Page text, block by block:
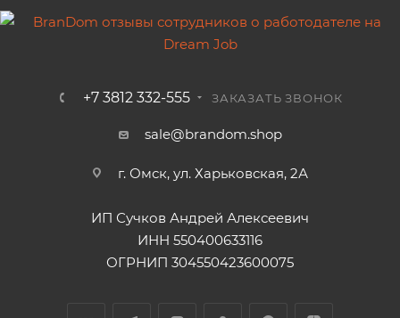
+7 3812 332-555 ЗАКАЗАТЬ ЗВОНОК
sale@brandom.shop
г. Омск, ул. Харьковская, 2А
ИП Сучков Андрей Алексеевич
ИНН 550400633116
ОГРНИП 304550423600075